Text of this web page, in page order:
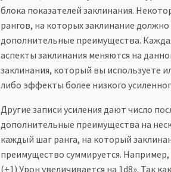
блока показателей заклинания.
рангов, на которых заклинание
дополнительные преимущества.
аспекты заклинания меняются на
заклинания, который вы используете
либо эффекты более низкого
Другие записи усиления дают число
дополнительные преимущества на
каждый шаг ранга, на который
преимущество суммируется. Например,
(+1) Урон увеличивается на 1d8». Так как